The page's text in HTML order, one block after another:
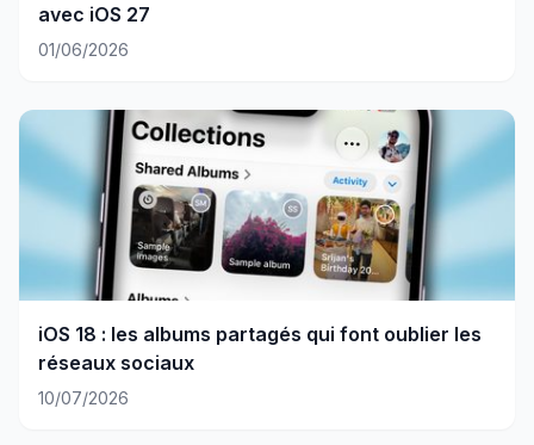
avec iOS 27
01/06/2026
iOS 18 : les albums partagés qui font oublier les
réseaux sociaux
10/07/2026